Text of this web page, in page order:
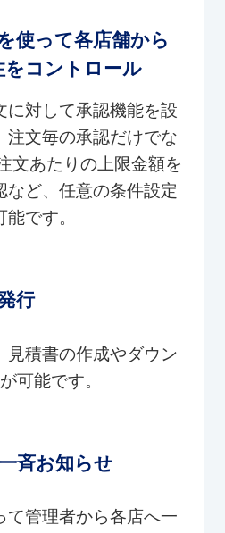
使って各店舗から
をコントロール
に対して承認機能を設
注文毎の承認だけでな
文あたりの上限金額を
など、任意の条件設定
能です。
行
見積書の作成やダウン
可能です。
斉お知らせ
て管理者から各店へ一